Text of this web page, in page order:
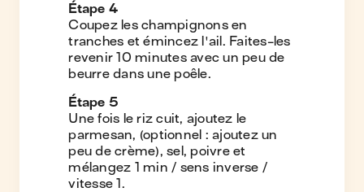
Étape 4
Coupez les champignons en
tranches et émincez l'ail. Faites-les
revenir 10 minutes avec un peu de
beurre dans une poêle.
Étape 5
Une fois le riz cuit, ajoutez le
parmesan, (optionnel : ajoutez un
peu de crème), sel, poivre et
mélangez 1 min / sens inverse /
vitesse 1.